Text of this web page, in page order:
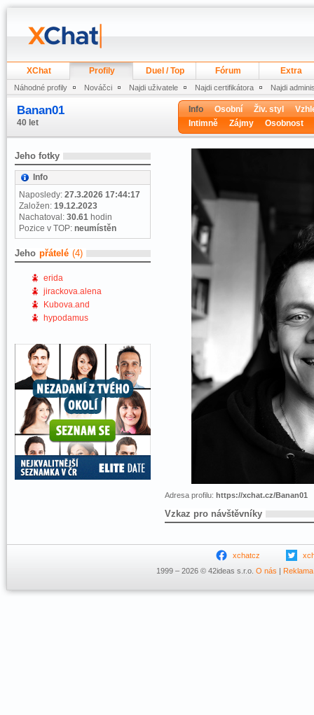
XChat Profily Duel / Top Fórum Extra
Náhodné profily Nováčci Najdi uživatele Najdi certifikátora Najdi
Banan01
40 let
Info Osobní Živ. styl
Intimně
Zájmy Osobnost
Jeho fotky
Info
Naposledy: 27.3.2026 17:44:17
Založen: 19.12.2023
Nachatoval: 30.61 hodin
Pozice v TOP: neumístěn
Jeho přátelé (4)
erida
jirackova.alena
Kubova.and
hypodamus
Adresa profilu: https://xchat.cz/Banan01
Vzkaz pro návštěvníky
xchatcz
1999 – 2026 © 42ideas s.r.o. O nás | Reklama